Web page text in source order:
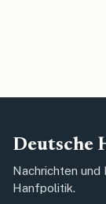
Deutsche
Nachrichten
Hanfpolitik.